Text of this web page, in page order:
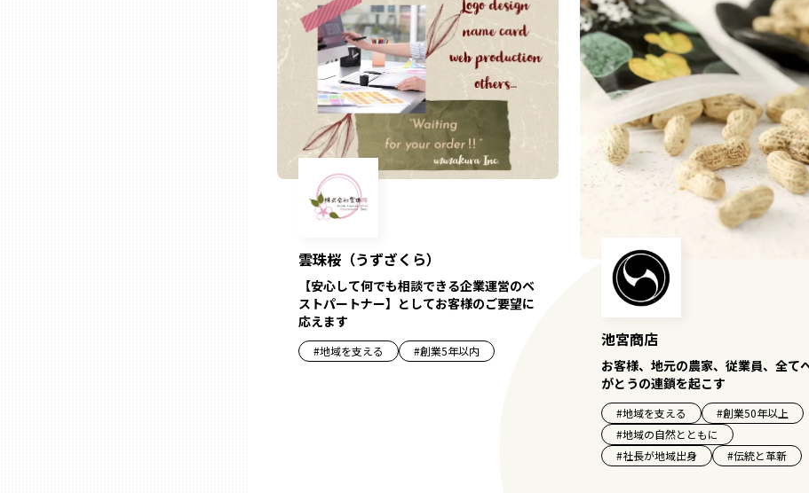
雲珠桜（うずざくら）
【安心して何でも相談できる企業運営のベ
ストパートナー】としてお客様のご要望に
応えます
#地域を支える #創業5年以内
池宮商店
お客様、地元の農家、従業員、全て
がとうの連鎖を起こす
#地域を支える #創業50年以上
#地域の自然とともに
#社長が地域出身 #伝統と革新